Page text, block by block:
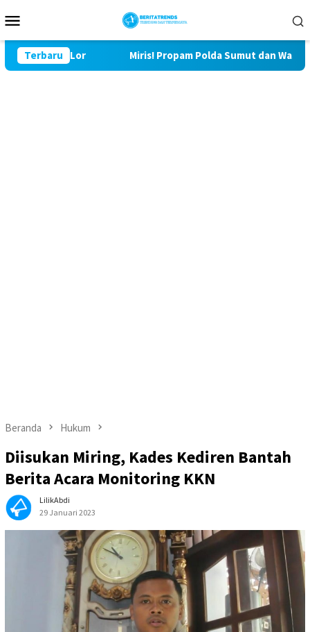
ke
Mobile
Terbaru
Bulu Lor Miris! Propam Polda Sumut dan Wasidik
Beranda Hukum
Diisukan Miring, Kades Kediren Bantah
Berita Acara Monitoring KKN
LilikAbdi
29 Januari 2023